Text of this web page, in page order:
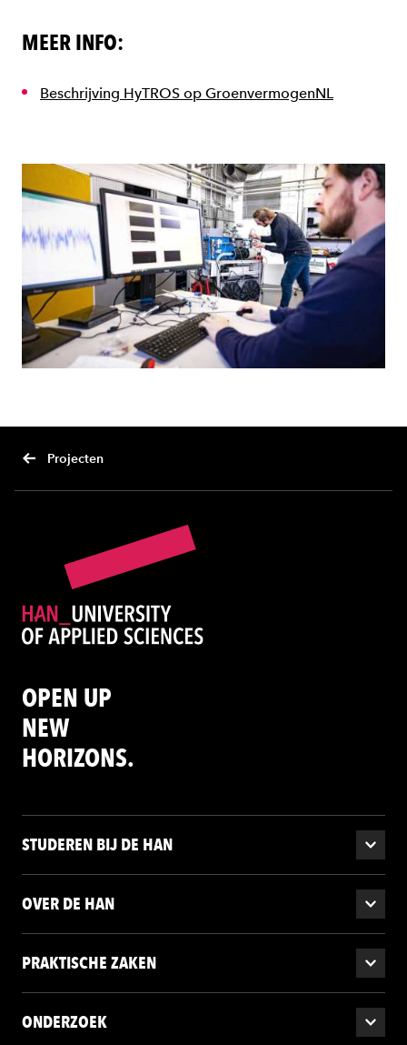
MEER INFO:
Beschrijving HyTROS op GroenvermogenNL
Projecten
OPEN UP
NEW
HORIZONS.
STUDEREN BIJ DE HAN
OVER DE HAN
PRAKTISCHE ZAKEN
ONDERZOEK